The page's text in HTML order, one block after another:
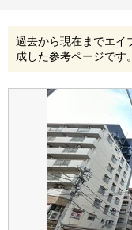
過去から現在までエイ
成した参考ページです。